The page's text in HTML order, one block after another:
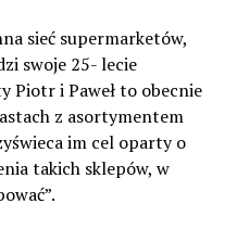
sieć supermarketów,
swoje 25- lecie
Piotr i Paweł to obecnie
z asortymentem
im cel oparty o
takich sklepów, w